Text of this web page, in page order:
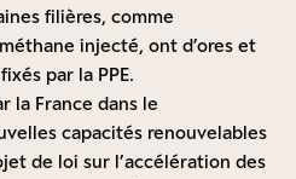
filières, comme
injecté, ont d’ores et
par la PPE.
la France dans le
capacités renouvelables
de loi sur l’accélération des